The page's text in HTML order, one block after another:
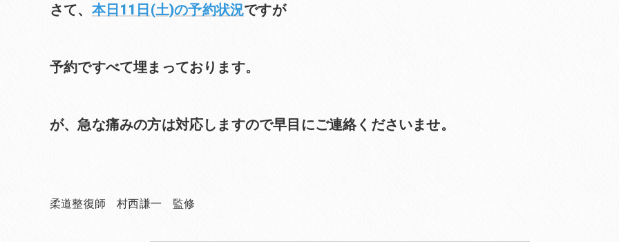
さて、 本日11日(土)の予約状況ですが
予約ですべて埋まっております。
が、急な痛みの方は対応しますので早目にご連絡くださいませ。
柔道整復師 村西謙一 監修